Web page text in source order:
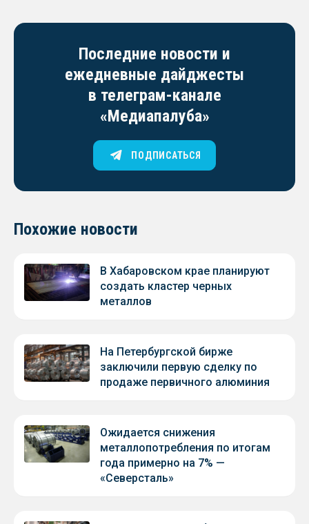
Последние новости и
ежедневные дайджесты
в телеграм-канале
«Медиапалуба»
ПОДПИСАТЬСЯ
Похожие новости
В Хабаровском крае планируют
создать кластер черных
металлов
На Петербургской бирже
заключили первую сделку по
продаже первичного алюминия
Ожидается снижения
металлопотребления по итогам
года примерно на 7% —
«Северсталь»